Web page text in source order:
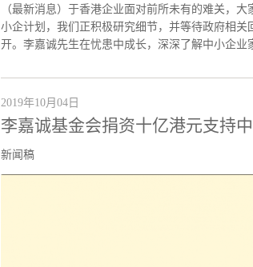
（最新消息）于香港企业面对前所未有的难关，
小企计划，我们正积极研究细节，并等待政府相
开。李嘉诚先生在忧患中成长，深深了解中小企
2019年10月04日
李嘉诚基金会捐资十亿港元支持
新闻稿